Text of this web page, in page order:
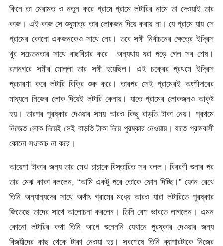
কিনে তা মেরামত ও নতুন করে গ্রামে গ্রামে লটারির নামে তা দেওয়াই তার
কাজ। এই কাজ সে শুধুমাত্র তার লোকজন দিয়ে করায় না। যে গ্রামে যায় সে
গ্রামের কোনো একজনকেও সাথে নেয়। তবে সঙ্গী নির্বাচনের ক্ষেত্রে ইদ্রিস
খুব সচেতনতার সাথে বাছবিচার করে। অন্যথায় ধরা পড়ে গেল সব শেষ।
রূপনগরে সমীর মোল্লা তার সঙ্গী হয়েছিল। এই চক্রের প্রথমে ইদ্রিস
প্রচারণা করে লটারি বিক্রি শুরু করে। তারপর সেই গ্রামেরই অংশীদারের
মাধ্যনে নিজের লোক দিয়েই লটারি কেনায়। যাতে গ্রামের লোকজনও আকৃষ্ট
হয়। তারপর পুরষ্কার দেওয়ার সময় আরও কিছু বাড়তি টাকা নেয়। প্রথমে
নিজেত লোক দিয়েই সেই বাড়তি টাকা দিয়ে পুরষ্কার নেওয়ায়। যাতে গ্রামবাসী
কোনো সংকোচ না করে।
আয়েশা টাকার জন্য তার মেঝ চাচাকে বিস্তারিত সব বলল। বিবরণী শুনার পর
তার মেঝ কাকা বললেন, “আমি একটু পরে তোকে ফোন দিচ্ছি।” ফোন রেখে
তিনি অন্যান্যদের সাথে অর্থাৎ গ্রামের মধ্যে আরও যারা লটারিতে পুরষ্কার
জিতেছে তাদের সাথে আলোচনা করলেন। তিনি বেশ ভাবতে লাগলেন। এমন
কোনো লটারির কথা তিনি আগে শুনেননি যেখানে পুরষ্কার দেওয়ার জন্য
বিজয়ীদের কাছ থেকে টাকা নেওয়া হয়। সবশেষে তিনি ব্যাপারটাকে নিজের